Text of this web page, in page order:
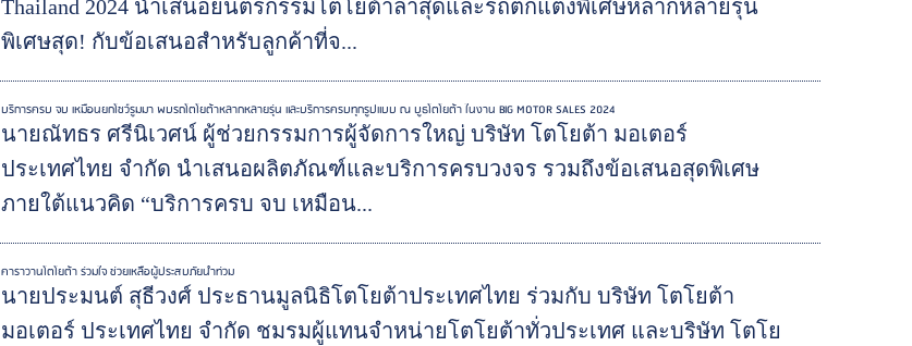
Thailand 2024 นำเสนอยนตรกรรมโตโยต้าล่าสุดและรถตกแต่งพิเศษหลากหลายรุ่น
พิเศษสุด! กับข้อเสนอสำหรับลูกค้าที่จ...
บริการครบ จบ เหมือนยกโชว์รูมมา พบรถโตโยต้าหลากหลายรุ่น และบริการครบทุกรูปแบบ ณ บูธโตโยต้า ในงาน BIG MOTOR SALES 2024
นายณัทธร ศรีนิเวศน์ ผู้ช่วยกรรมการผู้จัดการใหญ่ บริษัท โตโยต้า มอเตอร์
ประเทศไทย จำกัด นำเสนอผลิตภัณฑ์และบริการครบวงจร รวมถึงข้อเสนอสุดพิเศษ
ภายใต้แนวคิด “บริการครบ จบ เหมือน...
คาราวานโตโยต้า ร่วมใจ ช่วยเหลือผู้ประสบภัยน้ำท่วม
นายประมนต์ สุธีวงศ์ ประธานมูลนิธิโตโยต้าประเทศไทย ร่วมกับ บริษัท โตโยต้า
มอเตอร์ ประเทศไทย จำกัด ชมรมผู้แทนจำหน่ายโตโยต้าทั่วประเทศ และบริษัท โตโย